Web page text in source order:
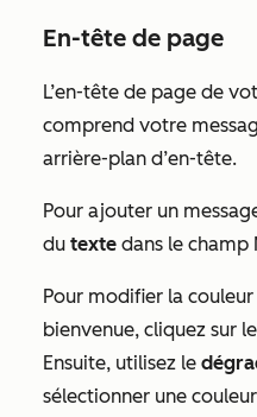
En-tête de page
L’en-tête de page de
comprend votre
arrière-plan d’en-tête.
Pour ajouter un
du texte dans le champ
Pour modifier la
bienvenue, cliquez sur le
Ensuite, utilisez le
sélectionner une